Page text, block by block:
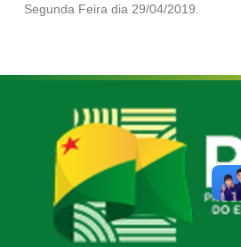
Segunda Feira dia 29/04/2019.